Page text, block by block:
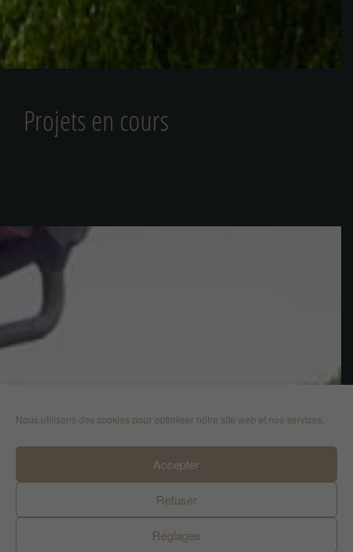
Nous utilisons des cookies pour optimiser notre site web et nos services.
Accepter
Refuser
Réglages
Projets en cours